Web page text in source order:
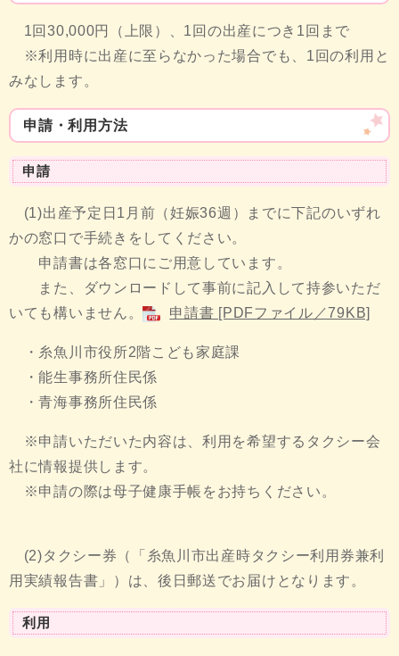
1回30,000円（上限）、1回の出産につき1回まで
※利用時に出産に至らなかった場合でも、1回の利用と
みなします。
申請・利用方法
申請
(1)出産予定日1月前（妊娠36週）までに下記のいずれ
かの窓口で手続きをしてください。
申請書は各窓口にご用意しています。
また、ダウンロードして事前に記入して持参いただ
いても構いません。
申請書 [PDFファイル／79KB]
・糸魚川市役所2階こども家庭課
・能生事務所住民係
・​青海事務所住民係
※申請いただいた内容は、利用を希望するタクシー会
社に情報提供します。
※申請の際は母子健康手帳をお持ちください。
(2)タクシー券（「糸魚川市出産時タクシー利用券兼利
用実績報告書」）は、後日郵送でお届けとなります。
利用